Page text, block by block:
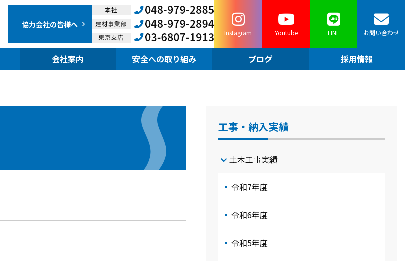
協力会社の皆様へ
Instagram Youtube LINE お問い合わせ
会社案内 安全への取り組み ブログ 採用情報
工事・納入実績
土木工事実績
令和7年度
令和6年度
令和5年度